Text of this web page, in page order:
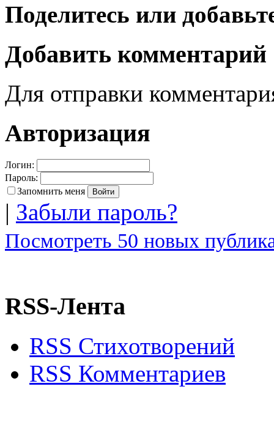
Поделитесь или
Добавить комментарий
Для отправки
Авторизация
Логин:
Пароль:
Запомнить меня
| Забыли пароль?
Посмотреть 50 новых
RSS-Лента
RSS Стихотворений
RSS Комментариев